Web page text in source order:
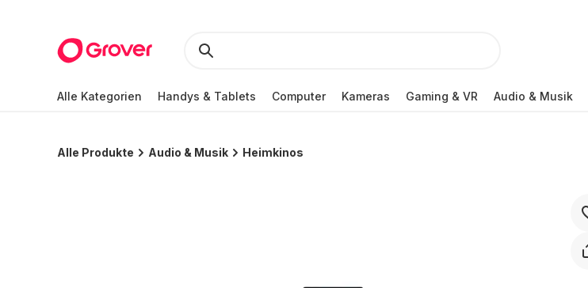
Alle Kategorien Handys & Tablets Computer Kameras Gaming & VR Audio & Musik
Alle Produkte Audio & Musik Heimkinos